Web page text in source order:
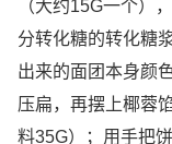
（大约15G一个）
分转化糖的转化糖
出来的面团本身颜
压扁，再摆上椰蓉
料35G）；用手把